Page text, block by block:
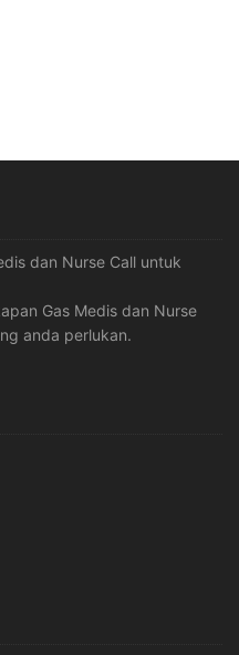
dan Nurse Call untuk
Gas Medis dan Nurse
anda perlukan.